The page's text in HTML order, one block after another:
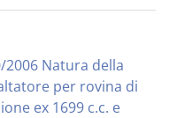
2006 Natura della
per rovina di
ex 1699 c.c. e